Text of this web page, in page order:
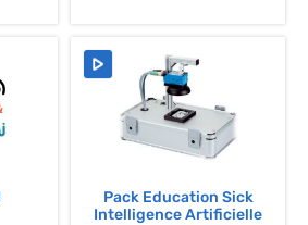
Pack Education Sick
Intelligence Artificielle